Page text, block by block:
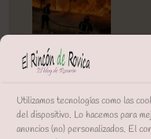
Utilizamos tecnologías como las
del dispositivo. Lo hacemos para
anuncios (no) personalizados. El